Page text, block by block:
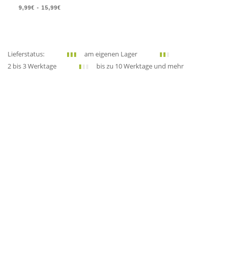
9,99€ - 15,99€
Lieferstatus:
am eigenen Lager
2 bis 3 Werktage
bis zu 10 Werktage und mehr